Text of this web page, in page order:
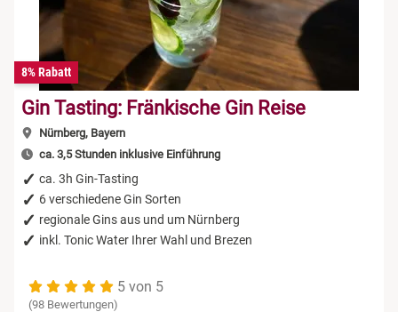
8% Rabatt
Gin Tasting: Fränkische Gin Reise
Nürnberg, Bayern
ca. 3,5 Stunden inklusive Einführung
ca. 3h Gin-Tasting
6 verschiedene Gin Sorten
regionale Gins aus und um Nürnberg
inkl. Tonic Water Ihrer Wahl und Brezen
5 von 5
(98 Bewertungen)